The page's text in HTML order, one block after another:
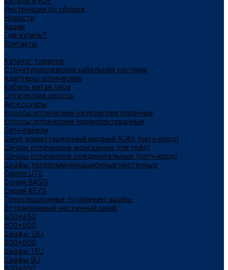
Инструкции по сборке
Новости
Акции
Где купить?
Контакты
...
Каталог товаров
Структурированная кабельная система
Адаптеры оптические
Кабель витая пара
Оптические кроссы
Аксессуары
Кроссы оптические неукомплектованные
Кроссы оптические укомплектованные
Патч-панели
Шнур коммутационный медный RJ45 (патч-корд)
Шнуры оптические монтажные (пигтейл)
Шнуры оптические соединительные (патч-корд)
Шкафы телекоммуникационные настенные
Cерия LITE
Cерия BASIS
Cерия KEYS
Трехсекционные (откидные) шкафы
Встраиваемый настенный шкаф
600x450
600x600
Шкафы 12U
600x600
Шкафы 15U
Шкафы 6U
600x350